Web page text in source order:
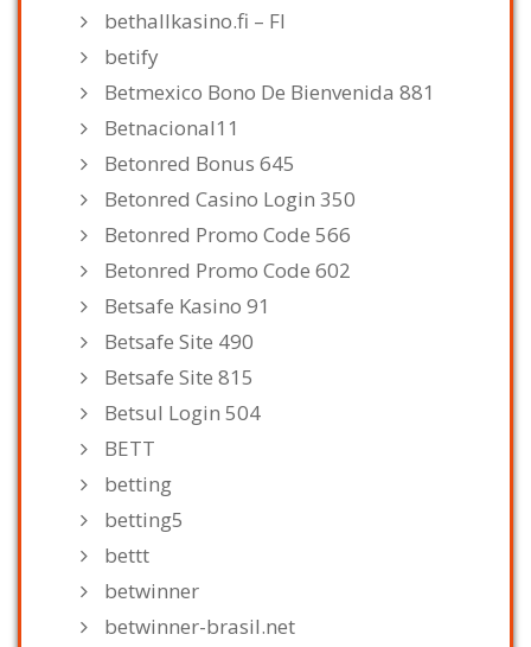
bethallkasino.fi – FI
betify
Betmexico Bono De Bienvenida 881
Betnacional11
Betonred Bonus 645
Betonred Casino Login 350
Betonred Promo Code 566
Betonred Promo Code 602
Betsafe Kasino 91
Betsafe Site 490
Betsafe Site 815
Betsul Login 504
BETT
betting
betting5
bettt
betwinner
betwinner-brasil.net